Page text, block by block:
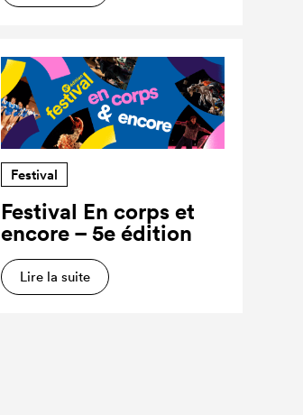
Festival
Festival En corps et
encore – 5e édition
Lire la suite